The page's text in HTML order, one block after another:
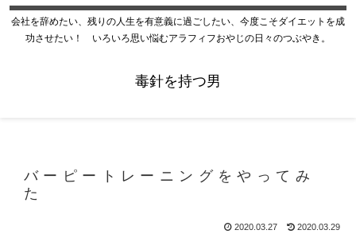
会社を辞めたい、残りの人生を有意義に過ごしたい、今度こそダイエットを成
功させたい！ いろいろ思い悩むアラフィフおやじの日々のつぶやき。
毒針を持つ男
バーピートレーニングをやってみ
た
2020.03.27 2020.03.29